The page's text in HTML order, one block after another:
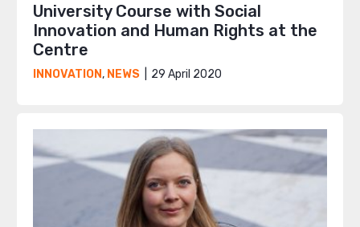
University Course with Social
Innovation and Human Rights at the
Centre
INNOVATION, NEWS 29 April 2020